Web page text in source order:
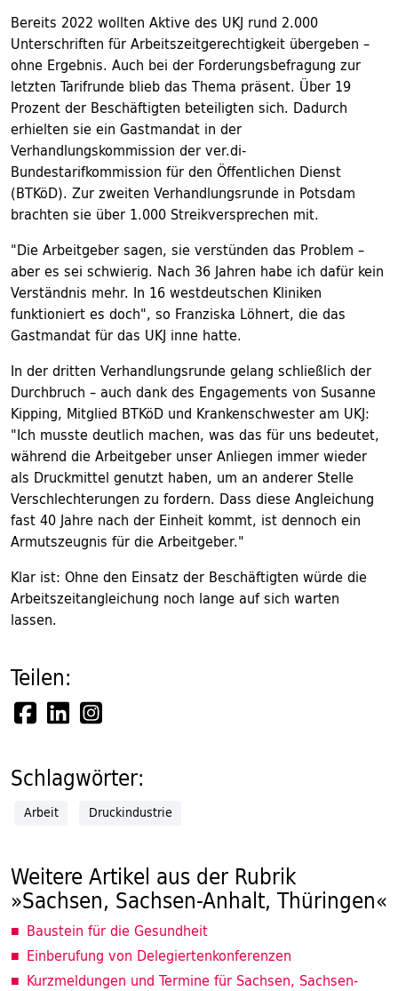
Bereits 2022 wollten Aktive des UKJ rund 2.000
Unterschriften für Arbeitszeitgerechtigkeit übergeben –
ohne Ergebnis. Auch bei der Forderungsbefragung zur
letzten Tarifrunde blieb das Thema präsent. Über 19
Prozent der Beschäftigten beteiligten sich. Dadurch
erhielten sie ein Gastmandat in der
Verhandlungskommission der ver.di-
Bundestarifkommission für den Öffentlichen Dienst
(BTKöD). Zur zweiten Verhandlungsrunde in Potsdam
brachten sie über 1.000 Streikversprechen mit.
"Die Arbeitgeber sagen, sie verstünden das Problem –
aber es sei schwierig. Nach 36 Jahren habe ich dafür kein
Verständnis mehr. In 16 westdeutschen Kliniken
funktioniert es doch", so Franziska Löhnert, die das
Gastmandat für das UKJ inne hatte.
In der dritten Verhandlungsrunde gelang schließlich der
Durchbruch – auch dank des Engagements von Susanne
Kipping, Mitglied BTKöD und Krankenschwester am UKJ:
"Ich musste deutlich machen, was das für uns bedeutet,
während die Arbeitgeber unser Anliegen immer wieder
als Druckmittel genutzt haben, um an anderer Stelle
Verschlechterungen zu fordern. Dass diese Angleichung
fast 40 Jahre nach der Einheit kommt, ist dennoch ein
Armutszeugnis für die Arbeitgeber."
Klar ist: Ohne den Einsatz der Beschäftigten würde die
Arbeitszeitangleichung noch lange auf sich warten
lassen.
Teilen:
Schlagwörter:
Arbeit Druckindustrie
Weitere Artikel aus der Rubrik
»Sachsen, Sachsen-Anhalt, Thüringen«
Baustein für die Gesundheit
Einberufung von Delegiertenkonferenzen
Kurzmeldungen und Termine für Sachsen, Sachsen-